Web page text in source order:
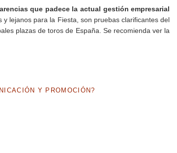
que padece la actual gestión empresarial
lejanos para la Fiesta, son pruebas clarificantes del
plazas de toros de España. Se recomienda ver la
Y PROMOCIÓN?